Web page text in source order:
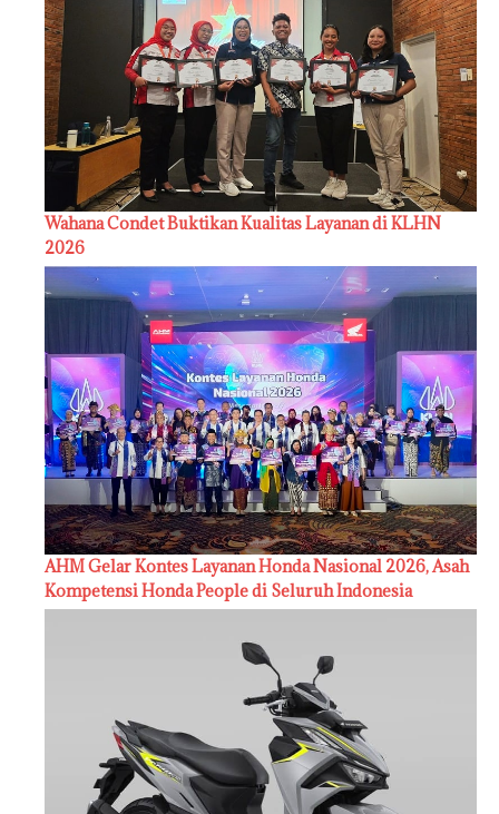
Wahana Condet Buktikan Kualitas Layanan di KLHN
2026
AHM Gelar Kontes Layanan Honda Nasional 2026, Asah
Kompetensi Honda People di Seluruh Indonesia